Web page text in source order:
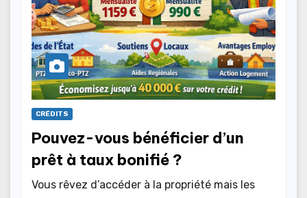
CRÉDITS
Pouvez-vous bénéficier d’un
prêt à taux bonifié ?
Vous rêvez d’accéder à la propriété mais les